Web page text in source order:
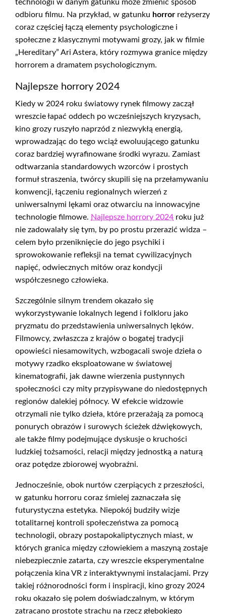
technologii w danym gatunku może zmienić sposób
odbioru filmu. Na przykład, w gatunku horror reżyserzy
coraz częściej łączą elementy psychologiczne i
społeczne z klasycznymi motywami grozy, jak w filmie
„Hereditary” Ari Astera, który rozmywa granice między
horrorem a dramatem psychologicznym.
Najlepsze horrory 2024
Kiedy w 2024 roku światowy rynek filmowy zaczął
wreszcie łapać oddech po wcześniejszych kryzysach,
kino grozy ruszyło naprzód z niezwykłą energią,
wprowadzając do tego wciąż ewoluującego gatunku
coraz bardziej wyrafinowane środki wyrazu. Zamiast
odtwarzania standardowych wzorców i prostych
formuł straszenia, twórcy skupili się na przełamywaniu
konwencji, łączeniu regionalnych wierzeń z
uniwersalnymi lękami oraz otwarciu na innowacyjne
technologie filmowe. Najlepsze horrory 2024 roku już
nie zadowalały się tym, by po prostu przerazić widza –
celem było przeniknięcie do jego psychiki i
sprowokowanie refleksji na temat cywilizacyjnych
napięć, odwiecznych mitów oraz kondycji
współczesnego człowieka.
Szczególnie silnym trendem okazało się
wykorzystywanie lokalnych legend i folkloru jako
pryzmatu do przedstawienia uniwersalnych lęków.
Filmowcy, zwłaszcza z krajów o bogatej tradycji
opowieści niesamowitych, wzbogacali swoje dzieła o
motywy rzadko eksploatowane w światowej
kinematografii, jak dawne wierzenia pustynnych
społeczności czy mity przypisywane do niedostępnych
regionów dalekiej północy. W efekcie widzowie
otrzymali nie tylko dzieła, które przerażają za pomocą
ponurych obrazów i surowych ścieżek dźwiękowych,
ale także filmy podejmujące dyskusje o kruchości
ludzkiej tożsamości, relacji między jednostką a naturą
oraz potędze zbiorowej wyobraźni.
Jednocześnie, obok nurtów czerpiących z przeszłości,
w gatunku horroru coraz śmielej zaznaczała się
futurystyczna estetyka. Niepokój budziły wizje
totalitarnej kontroli społeczeństwa za pomocą
technologii, obrazy postapokaliptycznych miast, w
których granica między człowiekiem a maszyną zostaje
niebezpiecznie zatar­ta, czy wreszcie eksperymentalne
połączenia kina VR z interaktywnymi instalacjami. Przy
takiej różnorodności form i inspiracji, kino grozy 2024
roku okazało się polem doświadczalnym, w którym
zatracano prostotę strachu na rzecz głębokiego